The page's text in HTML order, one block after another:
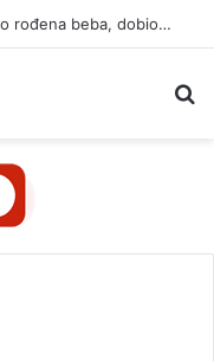
Mali Aleksej iz Teslića, prijevremeno rođena beba, dobio životnu bitku na UKC-u Srpske